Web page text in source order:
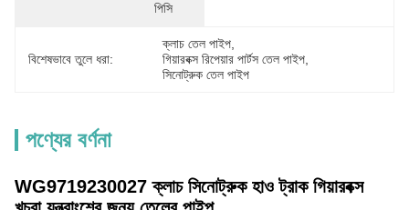
পিসি
বিশেষভাবে তুলে ধরা:
ক্লাচ তেল পাইপ
গিয়ারবক্স রিপেয়ার পার্টস তেল পাইপ
সিনোট্রুক তেল পাইপ
পণ্যের বর্ণনা
WG9719230027 ক্লাচ সিনোট্রুক হাও ট্রাক গিয়ারবক্স